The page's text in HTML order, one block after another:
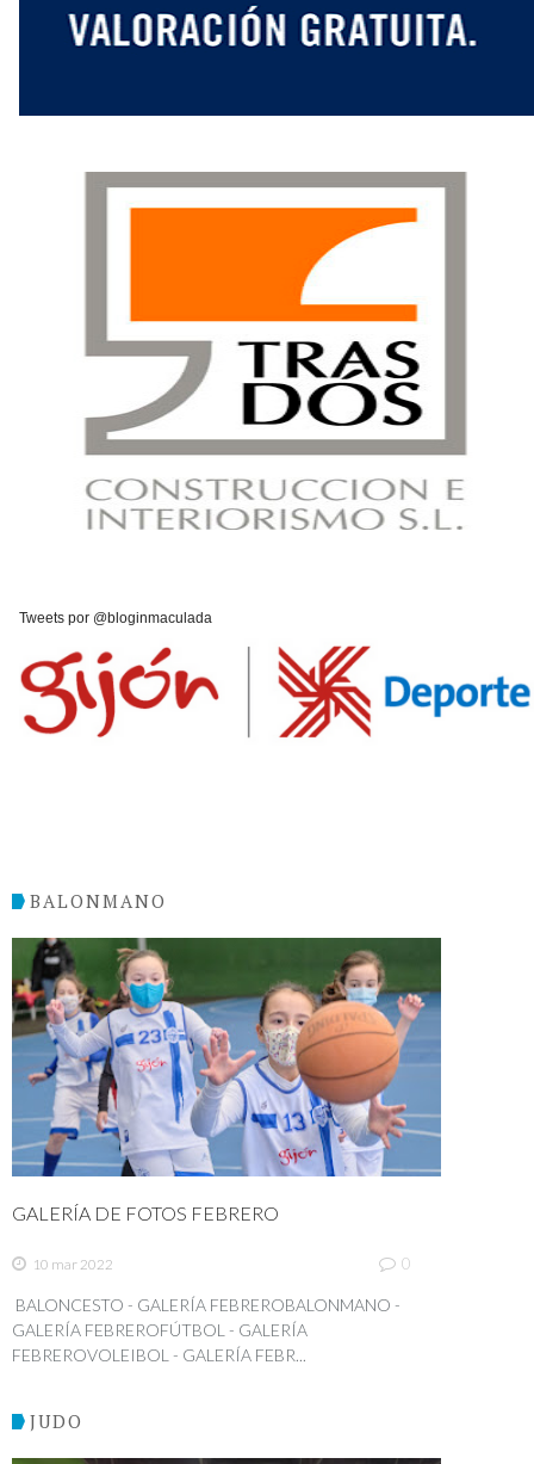
Tweets por @bloginmaculada
BALONMANO
GALERÍA DE FOTOS FEBRERO
10 mar 2022 0
BALONCESTO - GALERÍA FEBREROBALONMANO -
GALERÍA FEBREROFÚTBOL - GALERÍA
FEBREROVOLEIBOL - GALERÍA FEBR...
JUDO